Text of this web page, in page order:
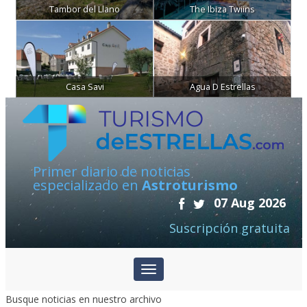
Tambor del Llano The Ibiza Twiins
Casa Savi Agua D Estrellas
Primer diario de noticias
especializado en Astroturismo
07 Aug 2026
Suscripción gratuita
Busque noticias en nuestro archivo